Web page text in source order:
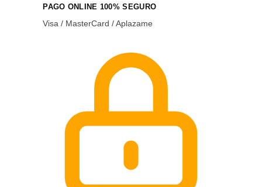
PAGO ONLINE 100% SEGURO
Visa / MasterCard / Aplazame